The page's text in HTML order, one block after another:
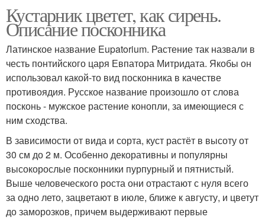
Кустарник цветет, как сирень.
Описание посконника
Латинское название Eupatorium. Растение так назвали в
честь понтийского царя Евпатора Митридата. Якобы он
использовал какой-то вид посконника в качестве
противоядия. Русское название произошло от слова
посконь - мужское растение конопли, за имеющиеся с
ним сходства.
В зависимости от вида и сорта, куст растёт в высоту от
30 см до 2 м. Особенно декоративны и популярны
высокорослые посконники пурпурный и пятнистый.
Выше человеческого роста они отрастают с нуля всего
за одно лето, зацветают в июле, ближе к августу, и цветут
до заморозков, причем выдерживают первые